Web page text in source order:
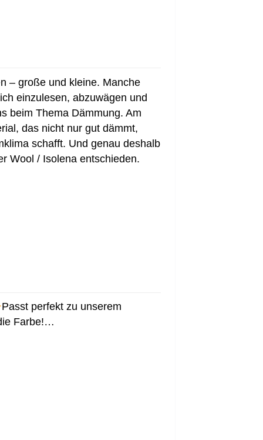
– große und kleine. Manche
einzulesen, abzuwägen und
beim Thema Dämmung. Am
das nicht nur gut dämmt,
schafft. Und genau deshalb
Wool / Isolena entschieden.
Passt perfekt zu unserem
Farbe!…